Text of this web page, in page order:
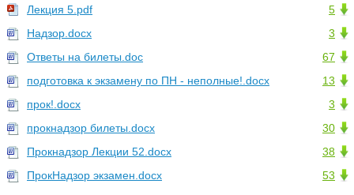
5
Лекция 5.pdf
3
Надзор.docx
67
Ответы на билеты.doc
13
подготовка к экзамену по ПН - неполные!.docx
3
прок!.docx
30
прокнадзор билеты.docx
38
Прокнадзор Лекции 52.docx
53
ПрокНадзор экзамен.docx